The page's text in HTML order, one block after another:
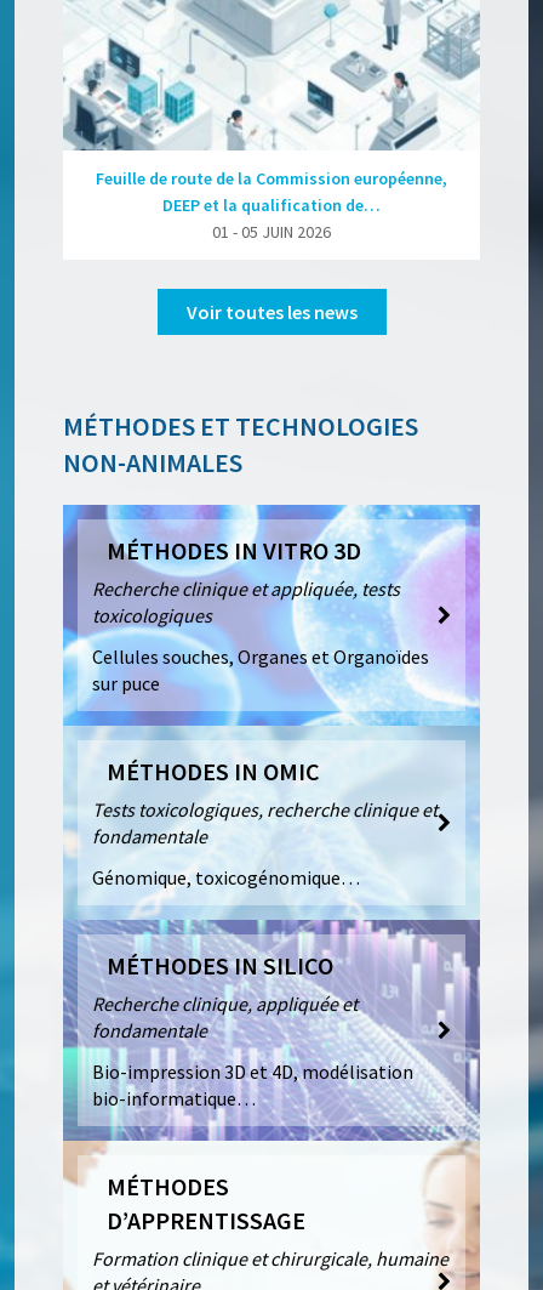
Feuille de route de la Commission européenne,
DEEP et la qualification de…
01 - 05 JUIN 2026
Voir toutes les news
MÉTHODES ET TECHNOLOGIES
NON-ANIMALES
MÉTHODES IN VITRO 3D
Recherche clinique et appliquée, tests
toxicologiques
Cellules souches, Organes et Organoïdes
sur puce
MÉTHODES IN OMIC
Tests toxicologiques, recherche clinique et
fondamentale
Génomique, toxicogénomique…
MÉTHODES IN SILICO
Recherche clinique, appliquée et
fondamentale
Bio-impression 3D et 4D, modélisation
bio-informatique…
MÉTHODES
D’APPRENTISSAGE
Formation clinique et chirurgicale, humaine